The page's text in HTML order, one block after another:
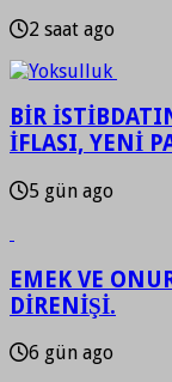
2 saat ago
BİR
İFLASI, YENİ
5 gün ago
EMEK VE
DİRENİŞİ.
6 gün ago